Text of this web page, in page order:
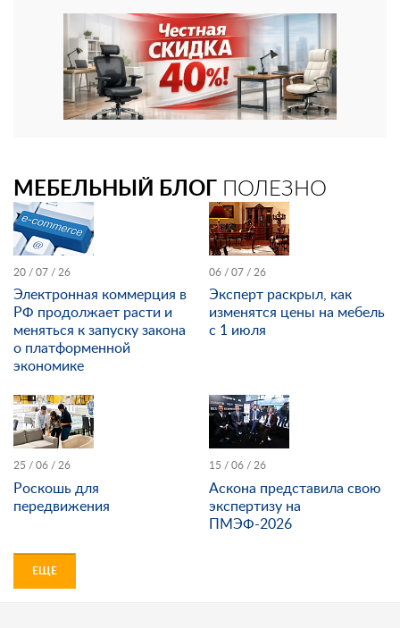
МЕБЕЛЬНЫЙ БЛОГ ПОЛЕЗНО
20 / 07 / 26
Электронная коммерция в
РФ продолжает расти и
меняться к запуску закона
о платформенной
экономике
06 / 07 / 26
Эксперт раскрыл, как
изменятся цены на мебель
с 1 июля
25 / 06 / 26
Роскошь для
передвижения
15 / 06 / 26
Аскона представила свою
экспертизу на
ПМЭФ-2026
ЕЩЕ